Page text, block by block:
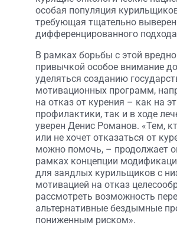
особая популяция
требующая тщательно
дифференцированного
В рамках борьбы с этой
привычкой особое внимание
уделяться созданию
мотивационных программ,
на отказ от курения – как на
профилактики, так и в ходе
уверен Денис Романов. «Тем,
или не хочет отказаться от
можно помочь, – продолжает
рамках концепции
для заядлых курильщиков с
мотивацией на отказ
рассмотреть возможность
альтернативные бездымные
пониженным риском».